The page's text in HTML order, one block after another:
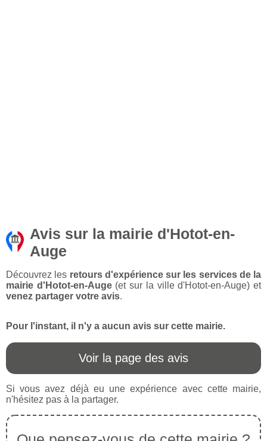
Avis sur la mairie d'Hotot-en-
Auge
Découvrez les retours d'expérience sur les services de la
mairie d'Hotot-en-Auge(et sur la ville d'Hotot-en-Auge) et
venez partager votre avis.
Pour l'instant, il n'y a aucun avis sur cette mairie.
Voir la page des avis
Si vous avez déjà eu une expérience avec cette mairie,
n'hésitez pas à la partager.